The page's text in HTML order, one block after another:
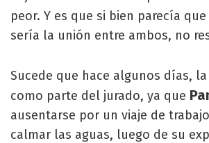
peor. Y es que si bien parecía que
sería la unión entre ambos, no
Sucede que hace algunos días,
como parte del jurado, ya que
ausentarse por un viaje de
calmar las aguas, luego de su